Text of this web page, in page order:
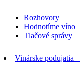
Rozhovory
Hodnotíme víno
Tlačové správy
Vinárske podujatia +